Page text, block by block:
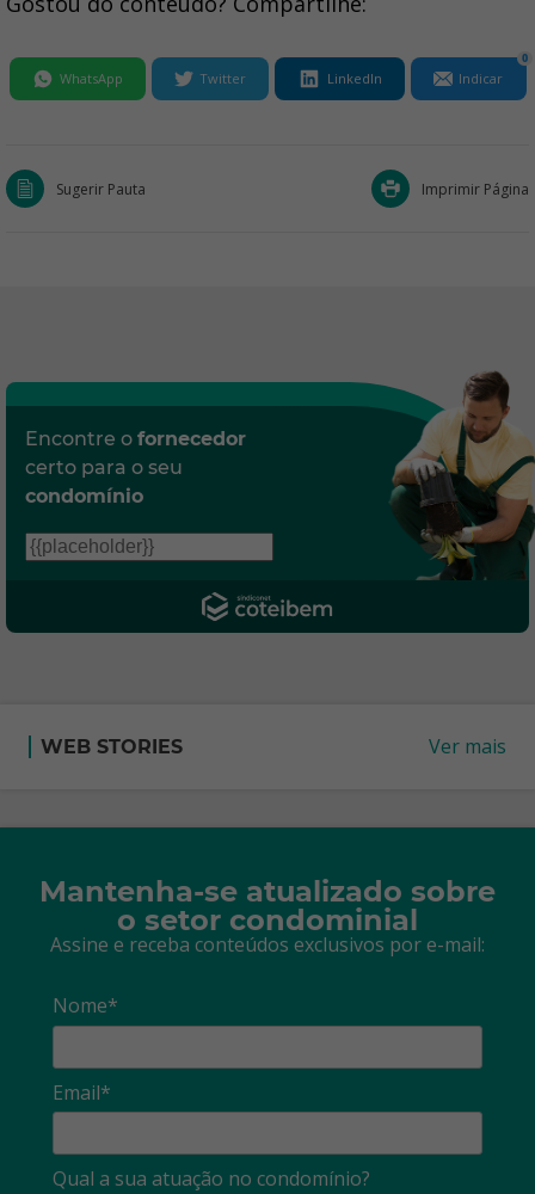
WhatsApp Twitter LinkedIn Indicar
0
Sugerir Pauta Imprimir Página
Encontre o fornecedor
certo para o seu
condomínio
WEB STORIES Ver mais
Mantenha-se atualizado sobre
o setor condominial
Assine e receba conteúdos exclusivos por e-mail:
Nome*
Email*
Qual a sua atuação no condomínio?